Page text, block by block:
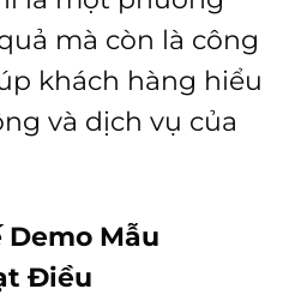
mà còn là công
khách hàng hiểu
và dịch vụ của
Mẫu
Điều